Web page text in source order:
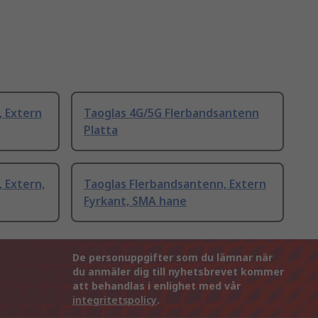
Extern
Taoglas 4G/5G Flerbandsantenn
Platta
Extern,
Taoglas Flerbandsantenn, Extern
Fyrkant, SMA hane
De personuppgifter som du lämnar när
du anmäler dig till nyhetsbrevet kommer
att behandlas i enlighet med vår
integritetspolicy.